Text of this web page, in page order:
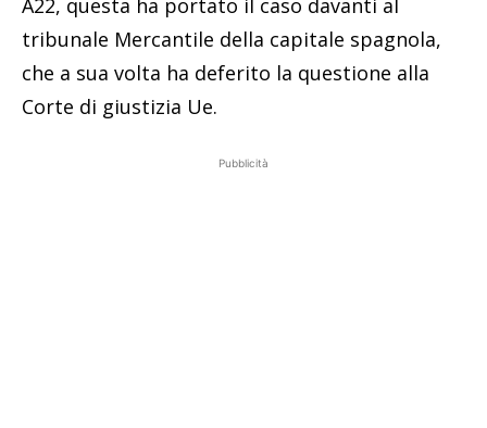
A22, questa ha portato il caso davanti al
tribunale Mercantile della capitale spagnola,
che a sua volta ha deferito la questione alla
Corte di giustizia Ue.
Pubblicità